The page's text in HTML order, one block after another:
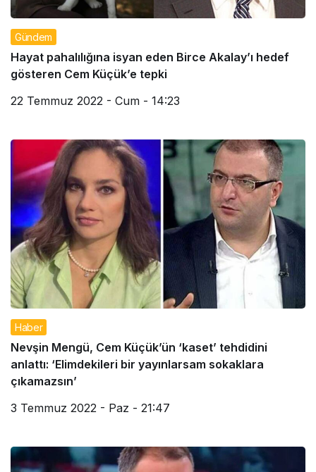
Gündem
Hayat pahalılığına isyan eden Birce Akalay’ı hedef
gösteren Cem Küçük’e tepki
22 Temmuz 2022 - Cum - 14:23
Haber
Nevşin Mengü, Cem Küçük’ün ‘kaset’ tehdidini
anlattı: ‘Elimdekileri bir yayınlarsam sokaklara
çıkamazsın’
3 Temmuz 2022 - Paz - 21:47